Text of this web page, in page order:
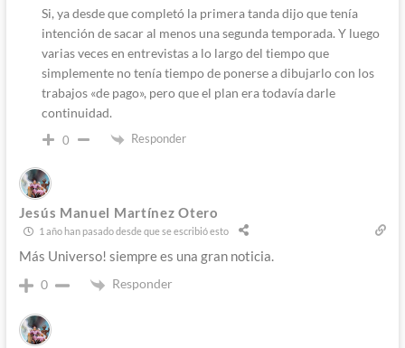
Si, ya desde que completó la primera tanda dijo que tenía
intención de sacar al menos una segunda temporada. Y luego
varias veces en entrevistas a lo largo del tiempo que
simplemente no tenía tiempo de ponerse a dibujarlo con los
trabajos «de pago», pero que el plan era todavía darle
continuidad.
0 Responder
Jesús Manuel Martínez Otero
1 año han pasado desde que se escribió esto
Más Universo! siempre es una gran noticia.
0 Responder